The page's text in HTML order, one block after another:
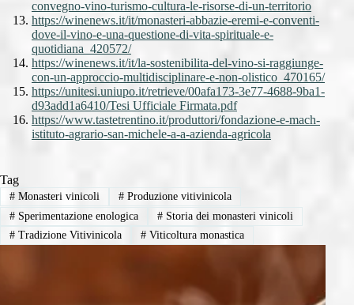
convegno-vino-turismo-cultura-le-risorse-di-un-territorio
https://winenews.it/it/monasteri-abbazie-eremi-e-conventi-
dove-il-vino-e-una-questione-di-vita-spirituale-e-
quotidiana_420572/
https://winenews.it/it/la-sostenibilita-del-vino-si-raggiunge-
con-un-approccio-multidisciplinare-e-non-olistico_470165/
https://unitesi.uniupo.it/retrieve/00afa173-3e77-4688-9ba1-
d93add1a6410/Tesi Ufficiale Firmata.pdf
https://www.tastetrentino.it/produttori/fondazione-e-mach-
istituto-agrario-san-michele-a-a-azienda-agricola
Tag
#Monasteri vinicoli #Produzione vitivinicola
#Sperimentazione enologica #Storia dei monasteri vinicoli
#Tradizione Vitivinicola #Viticoltura monastica